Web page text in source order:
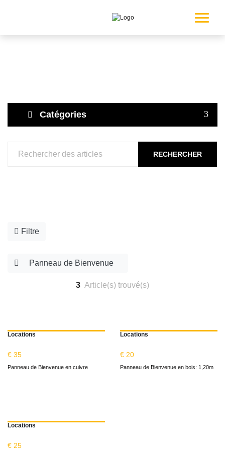
Catégories
RECHERCHER
Filtre
Panneau de Bienvenue
3 Article(s) trouvé(s)
Locations
€ 35
Panneau de Bienvenue en cuivre
Locations
€ 20
Panneau de Bienvenue en bois: 1,20m
Locations
€ 25